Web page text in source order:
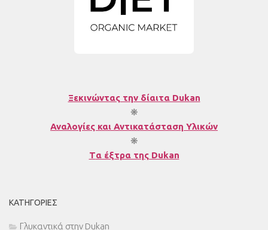
Ξεκινώντας την δίαιτα Dukan
❋
Αναλογίες και Αντικατάσταση Υλικών
❋
Tα έξτρα της Dukan
ΚΑΤΗΓΟΡΊΕΣ
Γλυκαντικά στην Dukan